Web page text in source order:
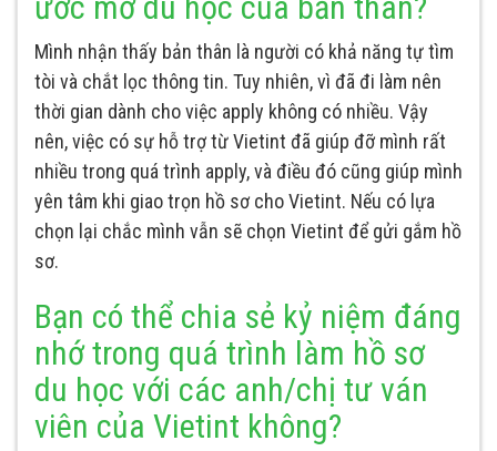
Mình nhận thấy bản thân là người có khả năng tự tìm
tòi và chắt lọc thông tin. Tuy nhiên, vì đã đi làm nên
thời gian dành cho việc apply không có nhiều. Vậy
nên, việc có sự hỗ trợ từ Vietint đã giúp đỡ mình rất
nhiều trong quá trình apply, và điều đó cũng giúp mình
yên tâm khi giao trọn hồ sơ cho Vietint. Nếu có lựa
chọn lại chắc mình vẫn sẽ chọn Vietint để gửi gắm hồ
sơ.
Bạn có thể chia sẻ kỷ niệm đáng
nhớ trong quá trình làm hồ sơ
du học với các anh/chị tư ván
viên của Vietint không?